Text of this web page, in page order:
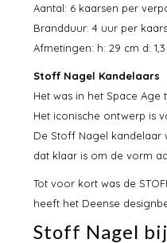
Aantal: 6 kaarsen per
Brandduur: 4 uur per kaars.
Afmetingen: h: 29 cm d:
Stoff Nagel Kandelaars
Het was in het Space
Het iconische ontwerp is
De Stoff Nagel kandelaar
dat klaar is om de vorm
Tot voor kort was de
heeft het Deense
Stoff Nagel